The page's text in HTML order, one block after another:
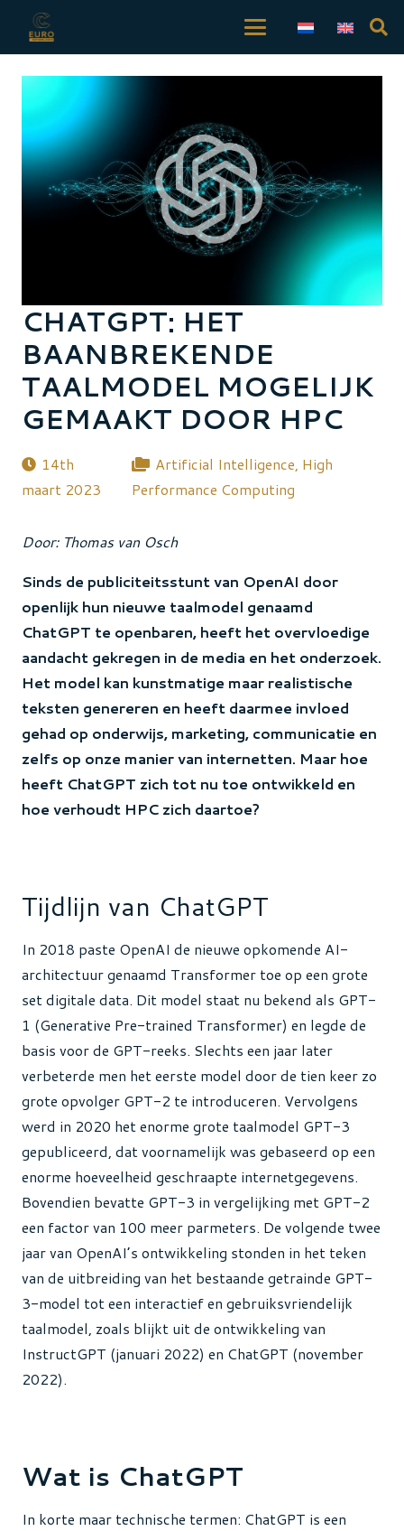
CHATGPT: HET
BAANBREKENDE
TAALMODEL MOGELIJK
GEMAAKT DOOR HPC
14th
maart 2023
Artificial Intelligence High
Performance Computing
Door: Thomas van Osch
Sinds de publiciteitsstunt van OpenAI door
openlijk hun nieuwe taalmodel genaamd
ChatGPT te openbaren, heeft het overvloedige
aandacht gekregen in de media en het onderzoek.
Het model kan kunstmatige maar realistische
teksten genereren en heeft daarmee invloed
gehad op onderwijs, marketing, communicatie en
zelfs op onze manier van internetten. Maar hoe
heeft ChatGPT zich tot nu toe ontwikkeld en
hoe verhoudt HPC zich daartoe?
Tijdlijn van ChatGPT
In 2018 paste OpenAI de nieuwe opkomende AI-
architectuur genaamd Transformer toe op een grote
set digitale data. Dit model staat nu bekend als GPT-
1 (Generative Pre-trained Transformer) en legde de
basis voor de GPT-reeks. Slechts een jaar later
verbeterde men het eerste model door de tien keer zo
grote opvolger GPT-2 te introduceren. Vervolgens
werd in 2020 het enorme grote taalmodel GPT-3
gepubliceerd, dat voornamelijk was gebaseerd op een
enorme hoeveelheid geschraapte internetgegevens.
Bovendien bevatte GPT-3 in vergelijking met GPT-2
een factor van 100 meer parmeters. De volgende twee
jaar van OpenAI’s ontwikkeling stonden in het teken
van de uitbreiding van het bestaande getrainde GPT-
3-model tot een interactief en gebruiksvriendelijk
taalmodel, zoals blijkt uit de ontwikkeling van
InstructGPT (januari 2022) en ChatGPT (november
2022).
Wat is ChatGPT
In korte maar technische termen: ChatGPT is een